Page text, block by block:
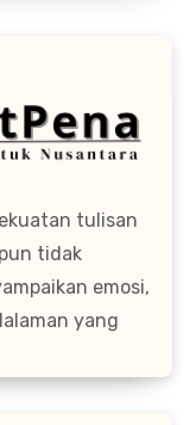
tulisan
tidak
emosi,
yang